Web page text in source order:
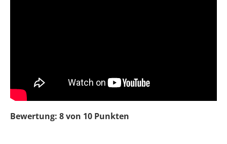
Bewertung: 8 von 10 Punkten